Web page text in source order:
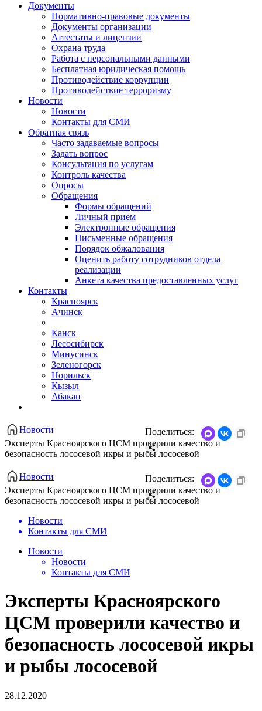
Документы
Нормативно-правовые документы
Документы организации
Аттестаты и лицензии
Охрана труда
Работа с персональными данными
Бесплатная юридическая помощь
Противодействие коррупции
Противодействие терроризму
Новости
Новости
Контакты для СМИ
Обратная связь
Часто задаваемые вопросы
Задать вопрос
Консультация по услугам
Контроль качества
Опросы
Обращения
Формы обращений
Личный прием
Электронные обращения
Письменные обращения
Порядок обжалования
Оценить работу сотрудников отдела
реализации
Анкета качества предоставленных услуг
Контакты
Красноярск
Ачинск
Канск
Лесосибирск
Минусинск
Зеленогорск
Норильск
Кызыл
Абакан
Новости
Эксперты Красноярского ЦСМ проверили качество и
безопасность лососевой икры и рыбы лососевой
Поделиться:
Новости
Эксперты Красноярского ЦСМ проверили качество и
безопасность лососевой икры и рыбы лососевой
Поделиться:
Новости
Контакты для СМИ
Новости
Новости
Контакты для СМИ
Эксперты Красноярского
ЦСМ проверили качество и
безопасность лососевой икры
и рыбы лососевой
28.12.2020